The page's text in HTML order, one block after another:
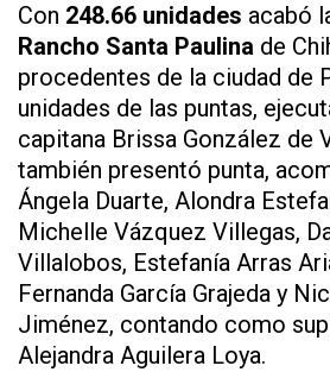
Con 248.66 unidades acabó
Rancho Santa Paulina de
procedentes de la ciudad de
unidades de las puntas,
capitana Brissa González de
también presentó punta,
Ángela Duarte, Alondra
Michelle Vázquez Villegas,
Villalobos, Estefanía Arras
Fernanda García Grajeda y
Jiménez, contando como
Alejandra Aguilera Loya.